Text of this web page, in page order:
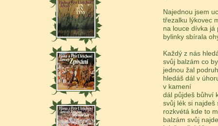
Najednou jsem
třezalku lýkovec
na louce dívka já
bylinky sbírala
Každý z nás
svůj balzám co
jednou žal
hledáš dál v
v kamení
dál půjdeš bůhví
svůj lék si najdeš
rozkvétá kde to
balzám svůj